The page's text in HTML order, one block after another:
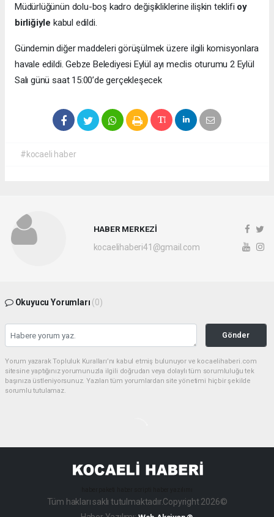
Müdürlüğünün dolu-boş kadro değişikliklerine ilişkin teklifi oy
birliğiyle kabul edildi.
Gündemin diğer maddeleri görüşülmek üzere ilgili komisyonlara
havale edildi. Gebze Belediyesi Eylül ayı meclis oturumu 2 Eylül
Salı günü saat 15:00’de gerçekleşecek
#kocaeli haber
HABER MERKEZİ
kocaelihaberi41@gmail.com
Okuyucu Yorumları (0)
Gönder
Yorum yazarak Topluluk Kuralları’nı kabul etmiş bulunuyor ve kocaelihaberi.com
sitesine yaptığınız yorumunuzla ilgili doğrudan veya dolaylı tüm sorumluluğu tek
başınıza üstleniyorsunuz. Yazılan tüm yorumlardan site yönetimi hiçbir şekilde
sorumlu tutulamaz.
Tüm hakları saklı tutulmaktadır.Copyright 2026©